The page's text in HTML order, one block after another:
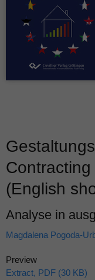
(English
Analyse in
Magdalena Pogoda-
Preview
Extract, PDF (30 KB)